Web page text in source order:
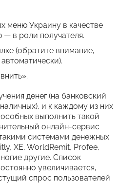
меню Украину в качестве
— в роли получателя.
(обратите внимание,
денег (на банковский
и к каждому из них
выполнить такой
онлайн-сервис
системами денежных
XE, WorldRemit, Profee,
другие. Список
увеличивается,
спрос пользователей